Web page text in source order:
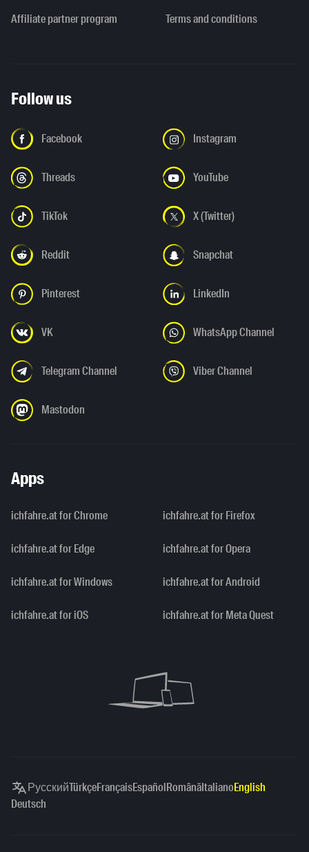
Affiliate partner program Terms and conditions
Follow us
Facebook Instagram
Threads YouTube
TikTok X (Twitter)
Reddit Snapchat
Pinterest LinkedIn
VK WhatsApp Channel
Telegram Channel Viber Channel
Mastodon
Apps
ichfahre.at for Chrome ichfahre.at for Firefox
ichfahre.at for Edge ichfahre.at for Opera
ichfahre.at for Windows ichfahre.at for Android
ichfahre.at for iOS ichfahre.at for Meta Quest
РусскийTürkçeFrançaisEspañolRomânăItalianoEnglish
Deutsch